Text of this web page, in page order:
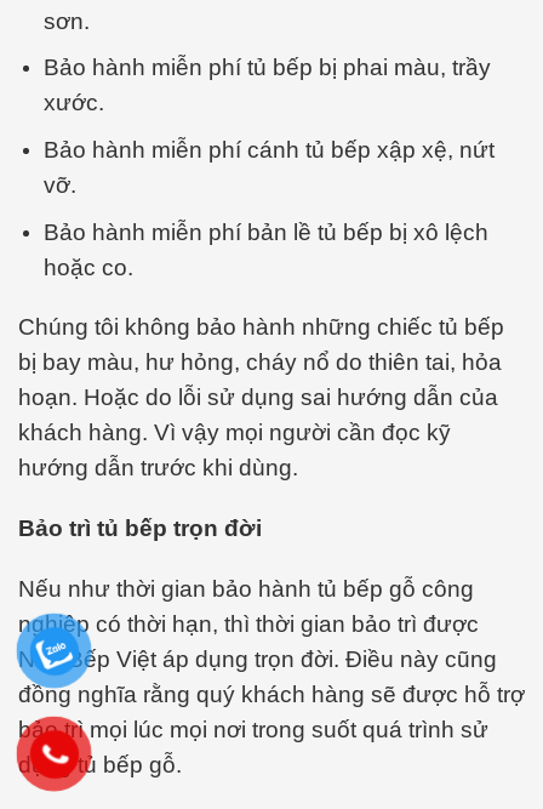
sơn.
Bảo hành miễn phí tủ bếp bị phai màu, trầy
xước.
Bảo hành miễn phí cánh tủ bếp xập xệ, nứt
vỡ.
Bảo hành miễn phí bản lề tủ bếp bị xô lệch
hoặc co.
Chúng tôi không bảo hành những chiếc tủ bếp
bị bay màu, hư hỏng, cháy nổ do thiên tai, hỏa
hoạn. Hoặc do lỗi sử dụng sai hướng dẫn của
khách hàng. Vì vậy mọi người cần đọc kỹ
hướng dẫn trước khi dùng.
Bảo trì tủ bếp trọn đời
Nếu như thời gian bảo hành tủ bếp gỗ công
nghiệp có thời hạn, thì thời gian bảo trì được
Nhà Bếp Việt áp dụng trọn đời. Điều này cũng
đồng nghĩa rằng quý khách hàng sẽ được hỗ trợ
bảo trì mọi lúc mọi nơi trong suốt quá trình sử
dụng tủ bếp gỗ.